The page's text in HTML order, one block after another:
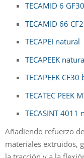
TECAMID 6
TECAMID 66
TECAPEI natural
TECAPEEK
TECAPEEK CF30
TECATEC PEEK
TECASINT 4011
Añadiendo refuerzo
materiales extruidos,